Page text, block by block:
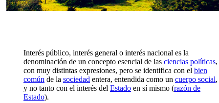
Interés público, interés general o interés nacional es la
denominación de un concepto esencial de las ciencias políticas,
con muy distintas expresiones, pero se identifica con el bien
común de la sociedad entera, entendida como un cuerpo social,
y no tanto con el interés del Estado en sí mismo (razón de
Estado).